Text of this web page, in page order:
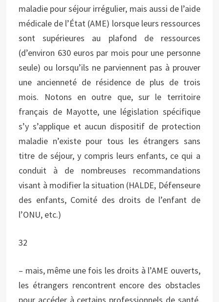
maladie pour séjour irrégulier, mais aussi de l’aide
médicale de l’État (AME) lorsque leurs ressources
sont supérieures au plafond de ressources
(d’environ 630 euros par mois pour une personne
seule) ou lorsqu’ils ne parviennent pas à prouver
une ancienneté de résidence de plus de trois
mois. Notons en outre que, sur le territoire
français de Mayotte, une législation spécifique
s’y s’applique et aucun dispositif de protection
maladie n’existe pour tous les étrangers sans
titre de séjour, y compris leurs enfants, ce qui a
conduit à de nombreuses recommandations
visant à modifier la situation (HALDE, Défenseure
des enfants, Comité des droits de l’enfant de
l’ONU, etc.)
32
– mais, même une fois les droits à l’AME ouverts,
les étrangers rencontrent encore des obstacles